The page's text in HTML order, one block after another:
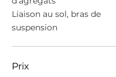
Liaison au sol, bras de
suspension
Prix